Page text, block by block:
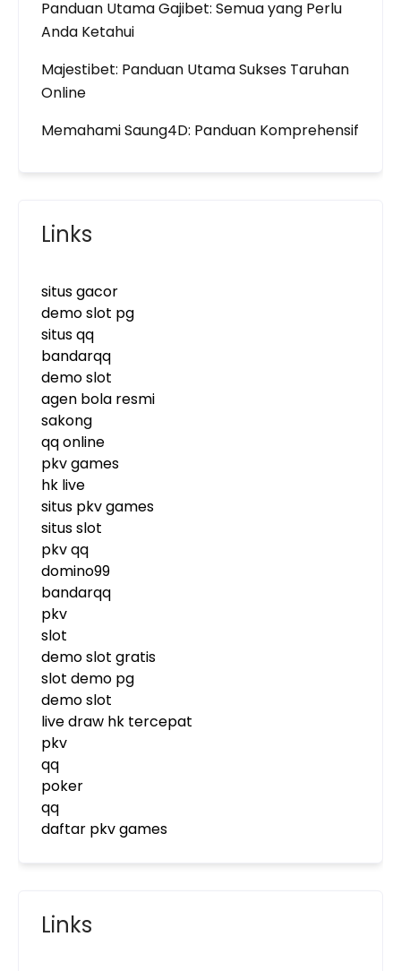
Panduan Utama Gajibet: Semua yang Perlu
Anda Ketahui
Majestibet: Panduan Utama Sukses Taruhan
Online
Memahami Saung4D: Panduan Komprehensif
Links
situs gacor
demo slot pg
situs qq
bandarqq
demo slot
agen bola resmi
sakong
qq online
pkv games
hk live
situs pkv games
situs slot
pkv qq
domino99
bandarqq
pkv
slot
demo slot gratis
slot demo pg
demo slot
live draw hk tercepat
pkv
qq
poker
qq
daftar pkv games
Links